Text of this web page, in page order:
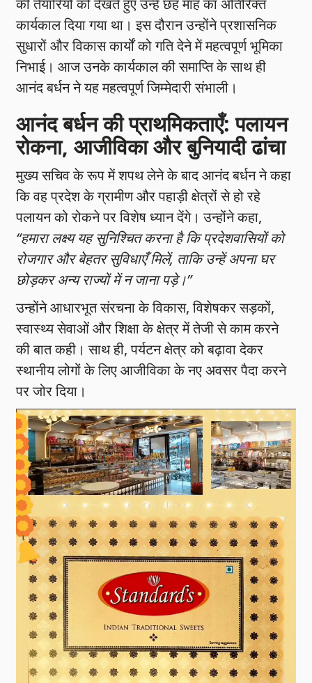
की तैयारियों को देखते हुए उन्हें छह माह का अतिरिक्त
कार्यकाल दिया गया था। इस दौरान उन्होंने प्रशासनिक
सुधारों और विकास कार्यों को गति देने में महत्वपूर्ण भूमिका
निभाई। आज उनके कार्यकाल की समाप्ति के साथ ही
आनंद बर्धन ने यह महत्वपूर्ण जिम्मेदारी संभाली।
आनंद बर्धन की प्राथमिकताएँ: पलायन
रोकना, आजीविका और बुनियादी ढांचा
मुख्य सचिव के रूप में शपथ लेने के बाद आनंद बर्धन ने कहा
कि वह प्रदेश के ग्रामीण और पहाड़ी क्षेत्रों से हो रहे
पलायन को रोकने पर विशेष ध्यान देंगे। उन्होंने कहा,
“हमारा लक्ष्य यह सुनिश्चित करना है कि प्रदेशवासियों को
रोजगार और बेहतर सुविधाएँ मिलें, ताकि उन्हें अपना घर
छोड़कर अन्य राज्यों में न जाना पड़े।”
उन्होंने आधारभूत संरचना के विकास, विशेषकर सड़कों,
स्वास्थ्य सेवाओं और शिक्षा के क्षेत्र में तेजी से काम करने
की बात कही। साथ ही, पर्यटन क्षेत्र को बढ़ावा देकर
स्थानीय लोगों के लिए आजीविका के नए अवसर पैदा करने
पर जोर दिया।